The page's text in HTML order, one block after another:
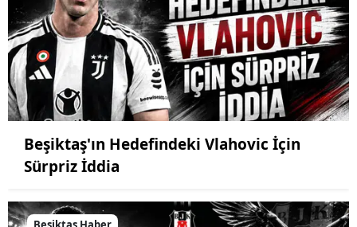
Beşiktaş'ın Hedefindeki Vlahovic İçin
Sürpriz İddia